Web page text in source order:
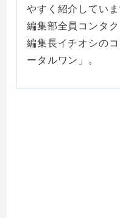
やすく紹介していま
編集部全員コンタ
編集長イチオシの
ータルワン」。